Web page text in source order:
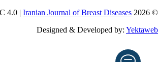
©
Iranian Journal of Breast Diseases
Designed & Developed by: